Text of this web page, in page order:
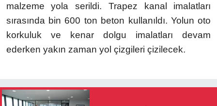
malzeme yola serildi. Trapez kanal imalatları
sırasında bin 600 ton beton kullanıldı. Yolun oto
korkuluk ve kenar dolgu imalatları devam
ederken yakın zaman yol çizgileri çizilecek.